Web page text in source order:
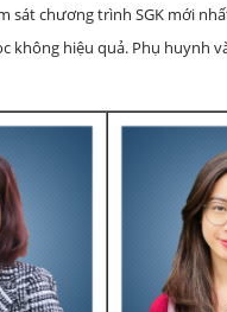
sát chương trình SGK mới
không hiệu quả. Phụ huynh